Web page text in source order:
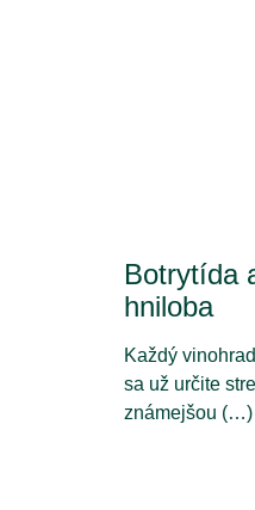
Botrytída
hniloba
Každý
sa už určite
známejšou (…)